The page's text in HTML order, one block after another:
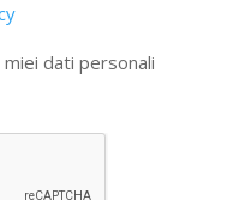
dati personali